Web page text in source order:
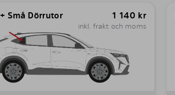
Små Dörrutor 1 140 kr
inkl. frakt och moms